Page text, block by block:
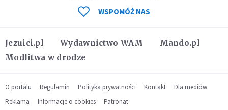
Jezuici.pl Wydawnictwo WAM
Mando.pl
Modlitwa w drodze
WSPOMÓŻ NAS
O portalu Regulamin Polityka prywatności Kontakt
Dla mediów
Reklama
Informacje o cookies Patronat